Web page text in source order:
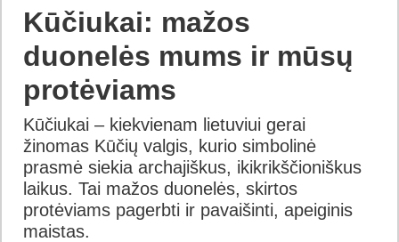
Kūčiukai: mažos
duonelės mums ir mūsų
protėviams
Kūčiukai – kiekvienam lietuviui gerai
žinomas Kūčių valgis, kurio simbolinė
prasmė siekia archajiškus, ikikrikščioniškus
laikus. Tai mažos duonelės, skirtos
protėviams pagerbti ir pavaišinti, apeiginis
maistas.